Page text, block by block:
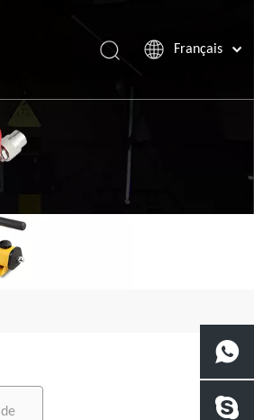
Français
Español